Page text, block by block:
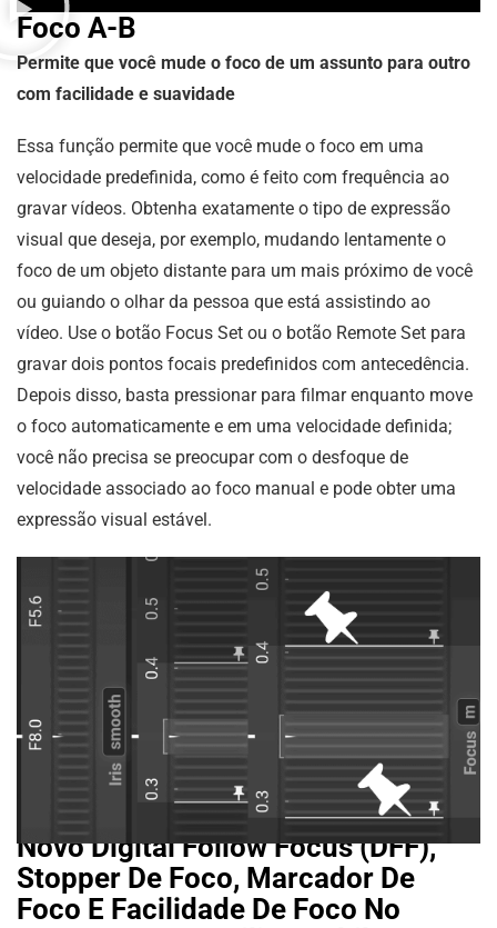
Foco A-B
Permite que você mude o foco de um assunto para outro
com facilidade e suavidade
Essa função permite que você mude o foco em uma
velocidade predefinida, como é feito com frequência ao
gravar vídeos. Obtenha exatamente o tipo de expressão
visual que deseja, por exemplo, mudando lentamente o
foco de um objeto distante para um mais próximo de você
ou guiando o olhar da pessoa que está assistindo ao
vídeo. Use o botão Focus Set ou o botão Remote Set para
gravar dois pontos focais predefinidos com antecedência.
Depois disso, basta pressionar para filmar enquanto move
o foco automaticamente e em uma velocidade definida;
você não precisa se preocupar com o desfoque de
velocidade associado ao foco manual e pode obter uma
expressão visual estável.
Novo Digital Follow Focus (DFF),
Stopper De Foco, Marcador De
Foco E Facilidade De Foco No